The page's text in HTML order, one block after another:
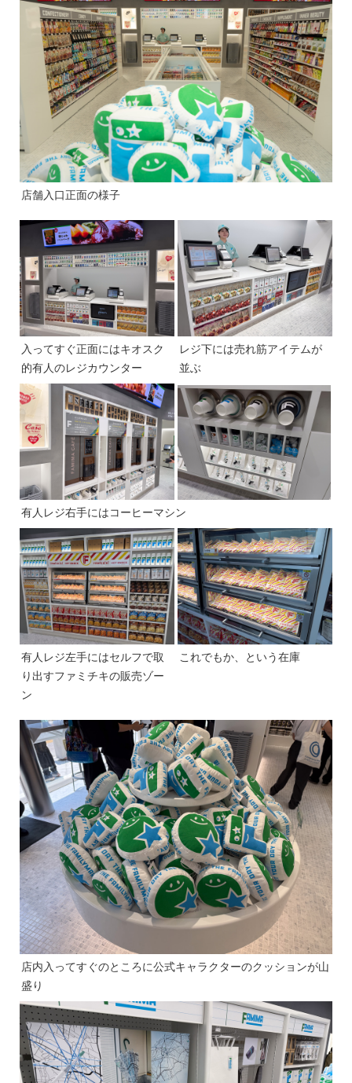
店舗入口正面の様子
入ってすぐ正面にはキオスク
的有人のレジカウンター
レジ下には売れ筋アイテムが
並ぶ
有人レジ右手にはコーヒーマシン
有人レジ左手にはセルフで取
り出すファミチキの販売ゾー
ン
これでもか、という在庫
店内入ってすぐのところに公式キャラクターのクッションが山
盛り